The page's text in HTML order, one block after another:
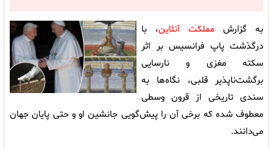
به گزارش مملکت آنلاین، با
درگذشت پاپ فرانسیس بر اثر
سکته مغزی و نارسایی
برگشت‌ناپذیر قلبی، نگاه‌ها به
سندی تاریخی از قرون وسطی
معطوف شده که برخی آن را پیش‌گویی جانشین او و حتی پایان جهان
می‌دانند.